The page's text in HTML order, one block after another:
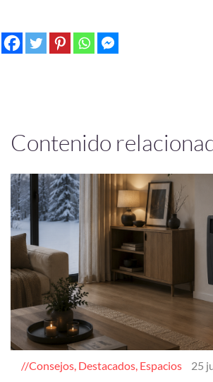
Contenido
Consejos, Destacados, Espacios 25